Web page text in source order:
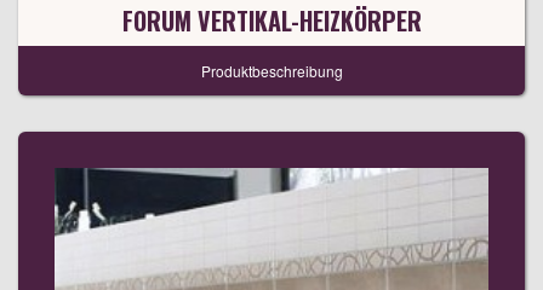
FORUM VERTIKAL-HEIZKÖRPER
Produktbeschreibung